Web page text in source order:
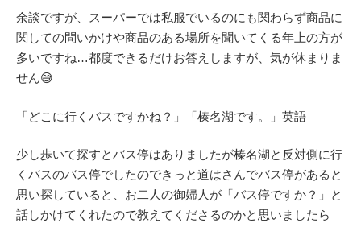
余談ですが、スーパーでは私服でいるのにも関わらず商品に
関しての問いかけや商品のある場所を聞いてくる年上の方が
多いですね…都度できるだけお答えしますが、気が休まりま
せん😅
「どこに行くバスですかね？」「榛名湖です。」英語
少し歩いて探すとバス停はありましたが榛名湖と反対側に行
くバスのバス停でしたのできっと道はさんでバス停があると
思い探していると、お二人の御婦人が「バス停ですか？」と
話しかけてくれたので教えてくださるのかと思いましたら